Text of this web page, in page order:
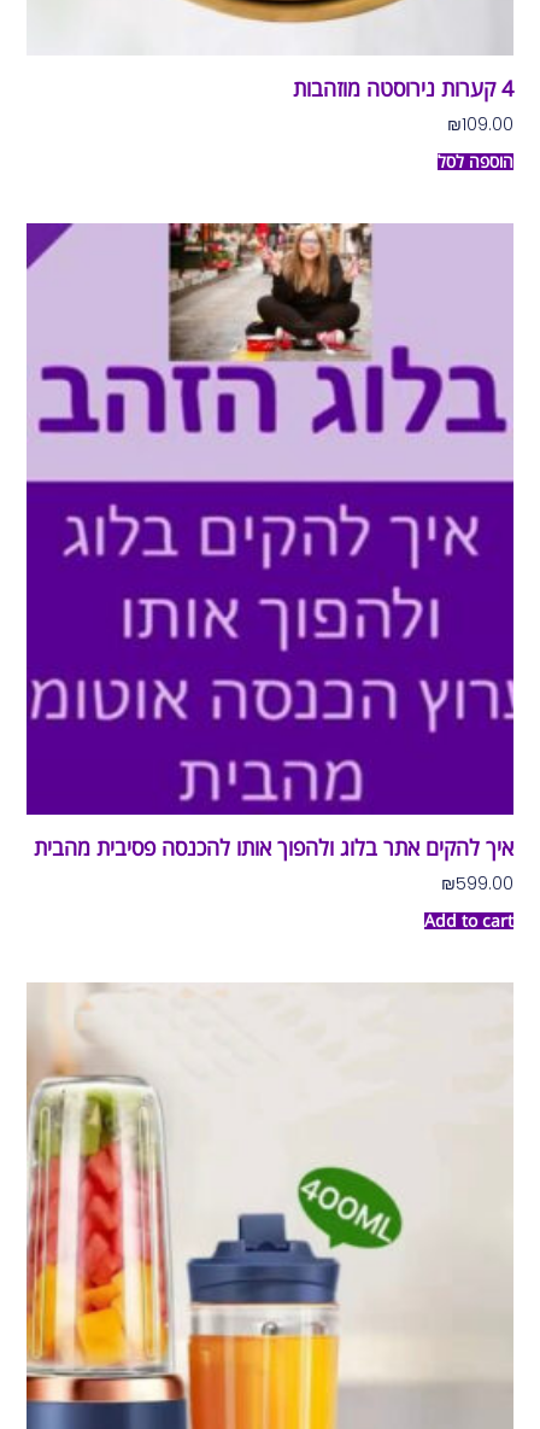
4 קערות נירוסטה מוזהבות
₪109.00
הוספה לסל
איך להקים אתר בלוג ולהפוך אותו להכנסה פסיבית מהבית
₪599.00
Add to cart